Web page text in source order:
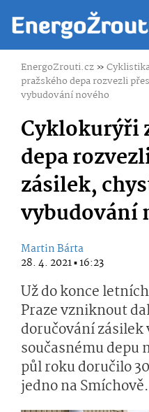
EnergoZrouti.cz»
pražského depa rozvezli
vybudování nového
Cyklokurýři
depa
zásilek,
vybudování
Martin Bárta
28. 4. 2021 ▪ 16:23
Už do konce
Praze vzniknout
doručování
současnému depu
půl roku doručilo
jedno na Smíchově.